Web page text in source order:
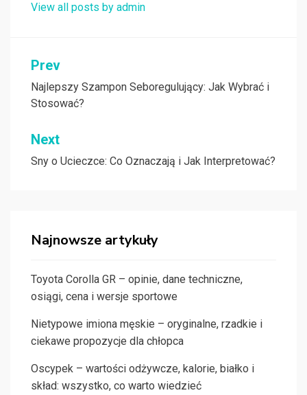
View all posts by admin
Nawigacja
wpisu
Prev
Najlepszy Szampon Seboregulujący: Jak Wybrać i
Stosować?
Next
Sny o Ucieczce: Co Oznaczają i Jak Interpretować?
Najnowsze artykuły
Toyota Corolla GR – opinie, dane techniczne,
osiągi, cena i wersje sportowe
Nietypowe imiona męskie – oryginalne, rzadkie i
ciekawe propozycje dla chłopca
Oscypek – wartości odżywcze, kalorie, białko i
skład: wszystko, co warto wiedzieć